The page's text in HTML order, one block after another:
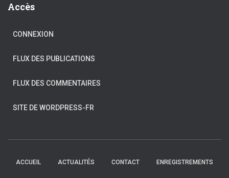
Accès
CONNEXION
FLUX DES PUBLICATIONS
FLUX DES COMMENTAIRES
SITE DE WORDPRESS-FR
ACCUEIL ACTUALITÉS CONTACT ENREGISTREMENTS